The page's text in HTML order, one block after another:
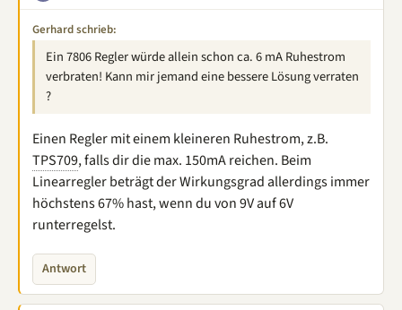
Gerhard schrieb:
Ein 7806 Regler würde allein schon ca. 6 mA Ruhestrom
verbraten! Kann mir jemand eine bessere Lösung verraten
?
Einen Regler mit einem kleineren Ruhestrom, z.B.
TPS709, falls dir die max. 150mA reichen. Beim
Linearregler beträgt der Wirkungsgrad allerdings immer
höchstens 67% hast, wenn du von 9V auf 6V
runterregelst.
Antwort